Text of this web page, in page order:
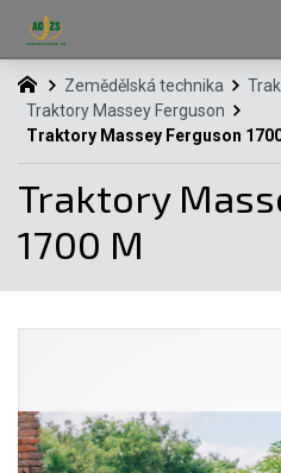
Zemědělská technika
Traktory Massey Ferguson
Traktory Massey Ferguson
Traktory
1700 M